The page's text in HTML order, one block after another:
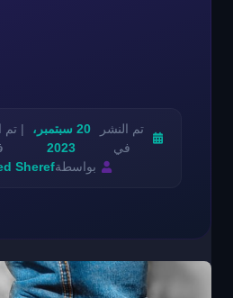
تم النشر
في
20 سبتمبر،
2023
| تم
بواسطةSheref